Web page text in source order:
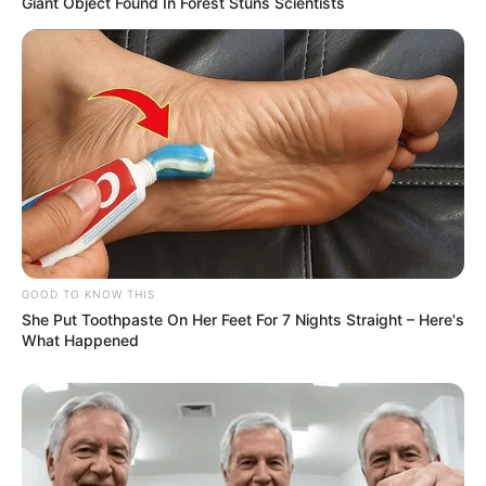
A União Faz a Força!
VEJA TAMBÉM:
+ACS foi a óbito por exaustão, devido ao calor extremo.
+Lipedema: a 'nova doença' que afeta as mulheres .
+Aposentadoria: ACS e ACE saiba como simular o tempo que
falta...
IFA: Modelo Padrão do Requerimento do Incentivo e vídeo de
verificação do repasse
Encaminhamento de denúncia ao JASB
Publicação:JASB - Jornal dos Agentes de Saúde do Brasil
GOOD TO KNOW THIS
She Put Toothpaste On Her Feet For 7 Nights Straight – Here's
What Happened